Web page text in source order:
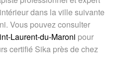
dans la ville suivante
Vous pouvez consulter
Laurent-du-Maroni pour
certifié Sika près de chez